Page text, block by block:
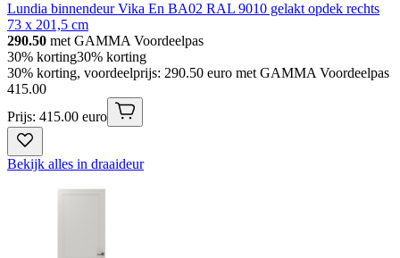
Lundia binnendeur Vika En BA02 RAL 9010 gelakt opdek rechts
73 x 201,5 cm
290.50 met GAMMA Voordeelpas
30% korting30% korting
30% korting, voordeelprijs: 290.50 euro met GAMMA Voordeelpas
415.00
Prijs: 415.00 euro
Bekijk alles in draaideur